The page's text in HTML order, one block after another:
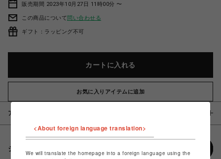
販売期間 2023年10月27日 11時00分 〜
この商品について問い合わせる
ギフト：ラッピング不可
カートに入れる
お気に入りアイテムに追加
アイテム説明 / 素材
シェアする
<About foreign language translation>
We will translate the homepage into a foreign language using the